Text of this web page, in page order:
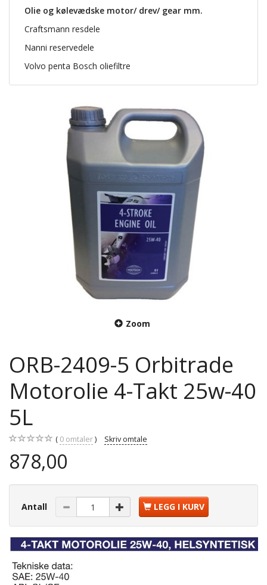
Olie og kølevædske motor/ drev/ gear mm.
Craftsmann resdele
Nanni reservedele
Volvo penta Bosch oliefiltre
Zoom
ORB-2409-5 Orbitrade
Motorolie 4-Takt 25w-40
5L
0 omtaler Skriv omtale
878,00
Antall LEGG I KURV